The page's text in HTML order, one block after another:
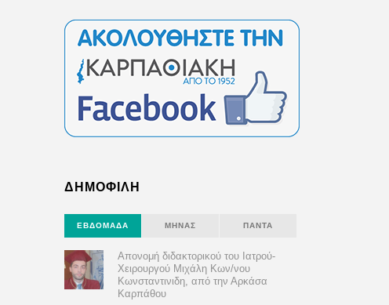
ΔΗΜΟΦΙΛΗ
ΕΒΔΟΜΆΔΑ ΜΉΝΑΣ ΠΆΝΤΑ
Απονομή διδακτορικού του Ιατρού-
Χειρουργού Μιχάλη Κων/νου
Κωνσταντινιδη, από την Αρκάσα
Καρπάθου